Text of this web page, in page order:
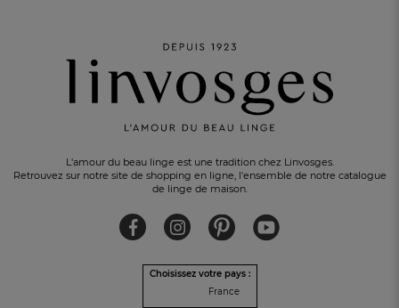
L'amour du beau linge est une tradition chez Linvosges.
Retrouvez sur notre site de shopping en ligne, l'ensemble de notre catalogue
de linge de maison.
Choisissez votre pays :
France